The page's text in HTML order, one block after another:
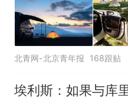
北青网-北京青年报 168跟贴
埃利斯：如果与库